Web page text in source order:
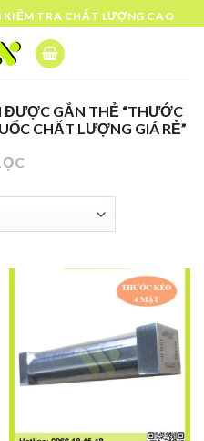
TRA CHẤT LƯỢNG CAO
ĐƯỢC GẮN THẺ “THƯỚC
CHẤT LƯỢNG GIÁ RẺ”